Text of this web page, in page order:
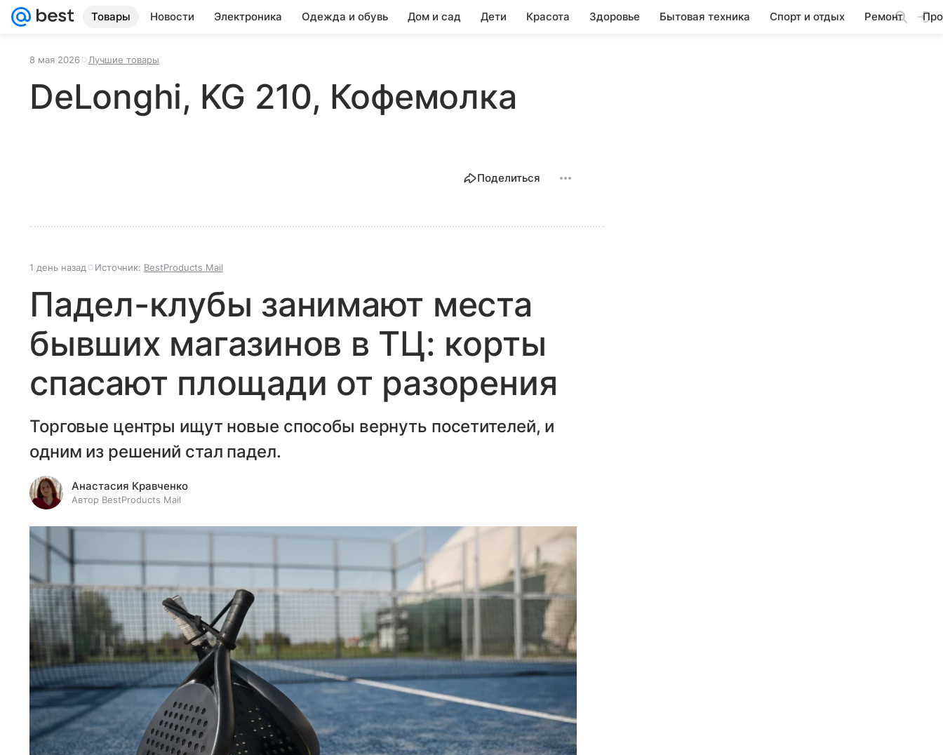
Товары Новости Электроника Одежда и обувь Дом и сад Дети Красота Здоровье Бытовая техника Спорт и отдых Ремонт
8 мая 2026 Лучшие товары
DeLonghi, KG 210, Кофемолка
Поделиться
1 день назад Источник: BestProducts Mail
Падел-клубы занимают места
бывших магазинов в ТЦ: корты
спасают площади от разорения
Торговые центры ищут новые способы вернуть посетителей, и
одним из решений стал падел.
Анастасия Кравченко
Автор BestProducts Mail